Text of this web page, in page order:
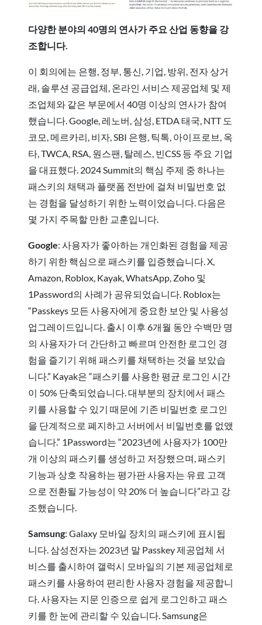
다양한 분야의 40명의 연사가 주요 산업 동향을 강
조합니다.
이 회의에는 은행, 정부, 통신, 기업, 방위, 전자 상거
래, 솔루션 공급업체, 온라인 서비스 제공업체 및 제
조업체와 같은 부문에서 40명 이상의 연사가 참여
했습니다. Google, 레노버, 삼성, ETDA 태국, NTT 도
코모, 메르카리, 비자, SBI 은행, 틱톡, 아이프로브, 옥
타, TWCA, RSA, 원스팬, 탈레스, 빈CSS 등 주요 기업
을 대표했다. 2024 Summit의 핵심 주제 중 하나는
패스키의 채택과 플랫폼 전반에 걸쳐 비밀번호 없
는 경험을 달성하기 위한 노력이었습니다. 다음은
몇 가지 주목할 만한 교훈입니다.
Google: 사용자가 좋아하는 개인화된 경험을 제공
하기 위한 핵심으로 패스키를 입증했습니다. X,
Amazon, Roblox, Kayak, WhatsApp, Zoho 및
1Password의 사례가 공유되었습니다. Roblox는
“Passkeys 모든 사용자에게 중요한 보안 및 사용성
업그레이드입니다. 출시 이후 6개월 동안 수백만 명
의 사용자가 더 간단하고 빠르며 안전한 로그인 경
험을 즐기기 위해 패스키를 채택하는 것을 보았습
니다.” Kayak은 “패스키를 사용한 평균 로그인 시간
이 50% 단축되었습니다. 대부분의 장치에서 패스
키를 사용할 수 있기 때문에 기존 비밀번호 로그인
을 단계적으로 폐지하고 서버에서 비밀번호를 없앴
습니다.” 1Password는 “2023년에 사용자가 100만
개 이상의 패스키를 생성하고 저장했으며, 패스키
기능과 상호 작용하는 평가판 사용자는 유료 고객
으로 전환될 가능성이 약 20% 더 높습니다”라고 강
조했습니다.
Samsung: Galaxy 모바일 장치의 패스키에 표시됩
니다. 삼성전자는 2023년 말 Passkey 제공업체 서
비스를 출시하여 갤럭시 모바일의 기본 제공업체로
패스키를 사용하여 편리한 사용자 경험을 제공합니
다. 사용자는 지문 인증으로 쉽게 로그인하고 패스
키를 한 눈에 관리할 수 있습니다. Samsung은